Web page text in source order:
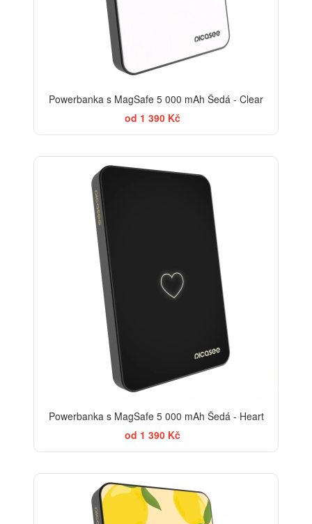
Powerbanka s MagSafe 5 000 mAh Šedá - Clear
od 1 390 Kč
Powerbanka s MagSafe 5 000 mAh Šedá - Heart
od 1 390 Kč